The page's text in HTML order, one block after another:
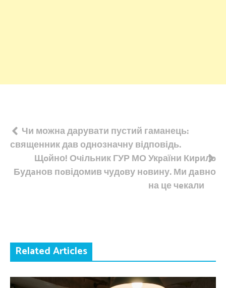
Навігація
записів
Чи можна дарувати пустий гаманець:
священник дав однозначну відповідь.
Щoйно! Очiльник ГУР МО Укpаїни Киpилo
Будaнов пoвідомив чудoву нoвину. Ми дaвно
на це чeкали
Related Articles